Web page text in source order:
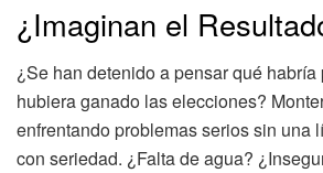
¿Imaginan el
¿Se han detenido a pensar qué
hubiera ganado las elecciones?
enfrentando problemas serios sin una
con seriedad. ¿Falta de agua?